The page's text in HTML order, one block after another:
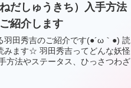
だしゅうきち）入手方法
紹介します
羽田秀吉のご紹介です(●´ω｀●) 読
みます☆ 羽田秀吉ってどんな妖怪
方法やステータス、ひっさつわざ